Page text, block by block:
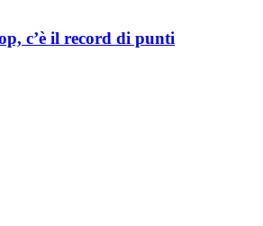
c’è il record di punti